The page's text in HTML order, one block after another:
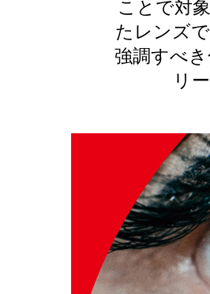
ことで対
たレンズ
強調すべ
リ